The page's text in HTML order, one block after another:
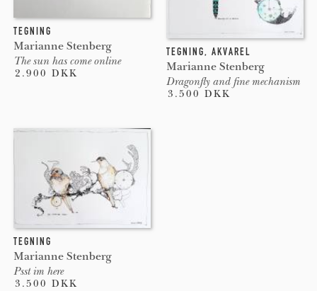
TEGNING
Marianne Stenberg
The sun has come online
2.900 DKK
TEGNING, AKVAREL
Marianne Stenberg
Dragonfly and fine mechanism
3.500 DKK
TEGNING
Marianne Stenberg
Psst im here
3.500 DKK